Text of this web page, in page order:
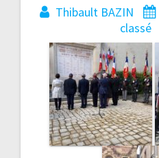
Thibault BAZIN
classé